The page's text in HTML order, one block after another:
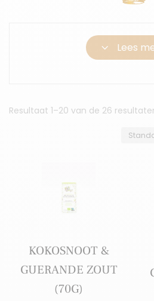
3 Lees
Resultaat 1–20 van de 26
KOKOSNOOT &
GUERANDE ZOUT
(70G)